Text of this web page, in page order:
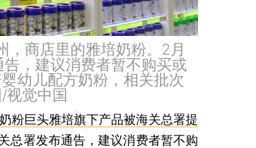
，商店里的雅培奶粉。2月
，建议消费者暂不购买或
幼儿配方奶粉，相关批次
视觉中国
粉巨头雅培旗下产品被海关总署提
总署发布通告，建议消费者暂不购